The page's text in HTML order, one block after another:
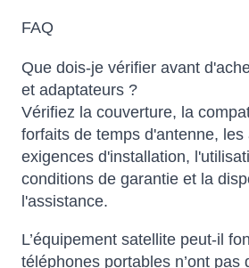
FAQ
Que dois-je vérifier avant
et adaptateurs ?
Vérifiez la couverture, la
forfaits de temps d'antenne,
exigences d'installation,
conditions de garantie et la
l'assistance.
L’équipement satellite peut-il
téléphones portables n’ont pas